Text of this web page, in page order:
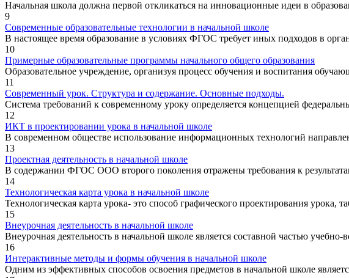
Начальная школа должна первой откликаться на инновационные идеи в
9
Современные образовательные технологии в начальной школе
В настоящее время образование в условиях ФГОС требует иных подходов в
10
Примерные образовательные программы начального общего образования
Образовательное учреждение, организуя процесс обучения и воспитания
11
Современный урок. Структура и содержание. Основные подходы.
Система требований к современному уроку определяется концепцией
12
ИКТ в проектировании урока в начальной школе
В современном обществе использование информационных технологий
13
Проектная деятельность в начальной школе
В содержании ФГОС ООО второго поколения отражены требования к
14
Технологическая карта урока в начальной школе
Технологическая карта урока- это способ графического проектирования
15
Внеурочная деятельность в начальной школе
Внеурочная деятельность в начальной школе является составной частью
16
Интерактивные методы и формы обучения в начальной школе
Одним из эффективных способов освоения предметов в начальной школе